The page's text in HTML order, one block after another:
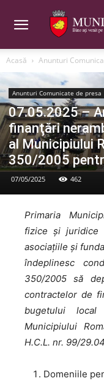
Acasă Anunturi
Anunturi Comunicate de presa
07.05.2025 –
finanţări
al Municipiului
350/2005
07/05/2025 462
Primaria
fizice și juridice
asociațiile și
îndeplinesc
350/2005 să
contractelor de
bugetului
Municipiului
H.C.L. nr. 99/
Domeniile